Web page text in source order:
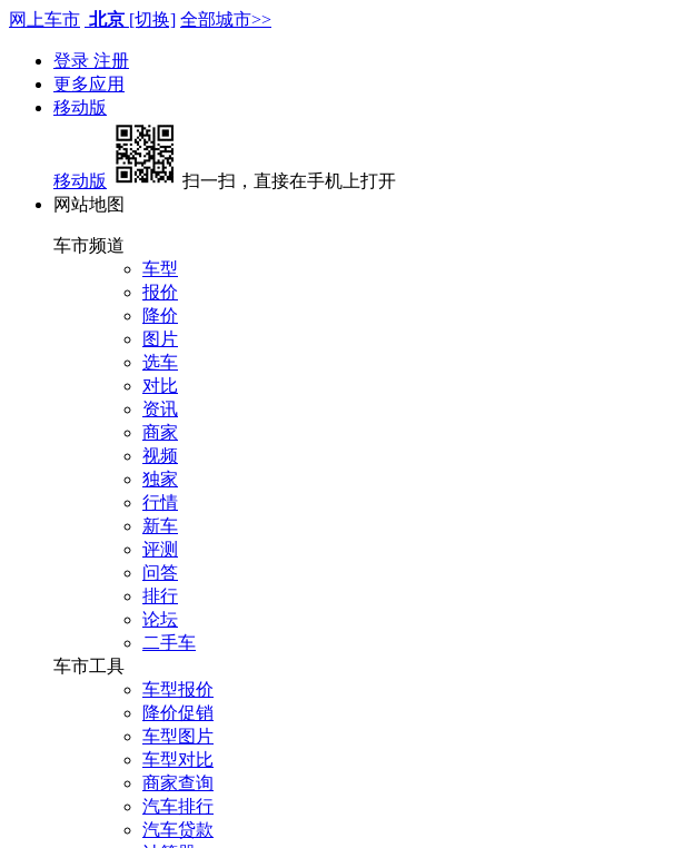
网上车市 北京 [切换] 全部城市>>
登录 注册
更多应用
移动版
移动版
扫一扫，直接在手机上打开
网站地图
车市频道
车型
报价
降价
图片
选车
对比
资讯
商家
视频
独家
行情
新车
评测
问答
排行
论坛
二手车
车市工具
车型报价
降价促销
车型图片
车型对比
商家查询
汽车排行
汽车贷款